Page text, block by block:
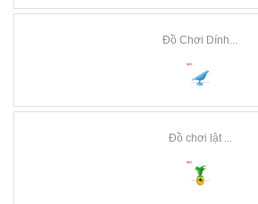
Đồ Chơi Dính...
Đồ chơi lật ...